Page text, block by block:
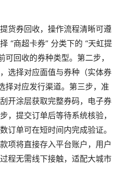
货券回收，操作流程清晰可遵
“商超卡券” 分类下的 “天虹提
回收的券种类型。第二步，
选择对应面值与券种（实体券
择对应发行渠道。第三步，准
开涂层获取完整券码，电子券
，提交订单后等待系统核验，
订单可在短时间内完成验证。
项将直接存入平台账户，用户
程无需线下接触，适配大城市